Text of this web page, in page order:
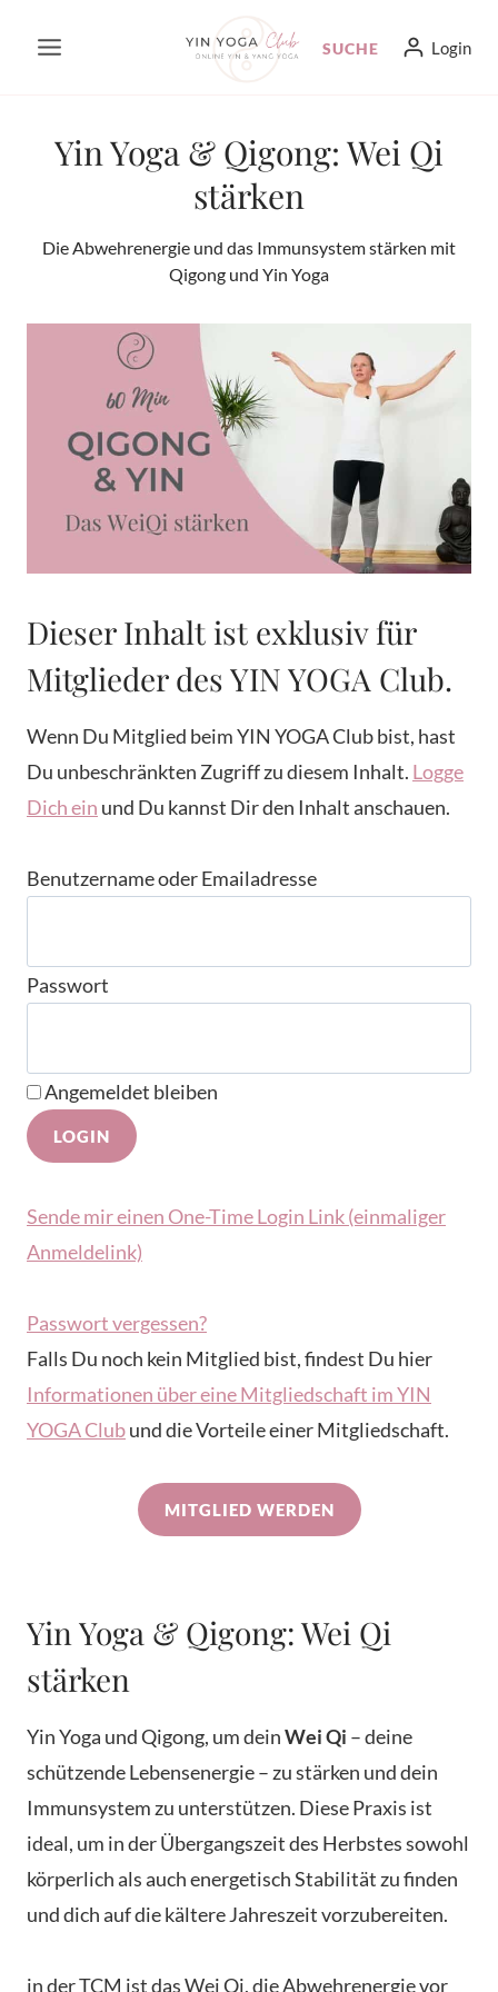
Inhalt
SUCHE Login
Yin Yoga & Qigong: Wei Qi
stärken
Die Abwehrenergie und das Immunsystem stärken mit
Qigong und Yin Yoga
Dieser Inhalt ist exklusiv für
Mitglieder des YIN YOGA Club.
Wenn Du Mitglied beim YIN YOGA Club bist, hast
Du unbeschränkten Zugriff zu diesem Inhalt. Logge
Dich ein und Du kannst Dir den Inhalt anschauen.
Benutzername oder Emailadresse
Passwort
Angemeldet bleiben
Sende mir einen One-Time Login Link (einmaliger
Anmeldelink)
Passwort vergessen?
Falls Du noch kein Mitglied bist, findest Du hier
Informationen über eine Mitgliedschaft im YIN
YOGA Clubund die Vorteile einer Mitgliedschaft.
MITGLIED WERDEN
Yin Yoga & Qigong: Wei Qi
stärken
Yin Yoga und Qigong, um deinWei Qi – deine
schützende Lebensenergie – zu stärken und dein
Immunsystem zu unterstützen. Diese Praxis ist
ideal, um in der Übergangszeit des Herbstes sowohl
körperlich als auch energetisch Stabilität zu finden
und dich auf die kältere Jahreszeit vorzubereiten.
in der TCM ist das Wei Qi, die Abwehrenergie vor